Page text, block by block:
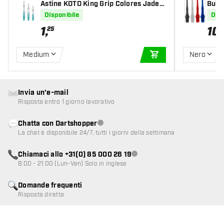
Astine KOTO King Grip Colores Jade C
lear
Disponibile
1,25
Medium
AGGIUNGI AL
10
Nero
Domande frequenti
Risposta diretta
Invia un'e-mail
Risposta entro 1 giorno lavorativo
Chatta con DartshopperServizio clienti non disponibile
La chat è disponibile 24/7, tutti i giorni della settimana
Chiamaci allo +31(0) 85 000 26 19Servizio clienti non disponibile
8:00 - 21:00 (Lun-Ven) Solo in inglese